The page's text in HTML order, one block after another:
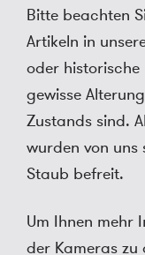
Bitte beachten
Artikeln in
oder historische
gewisse
Zustands sind.
wurden von
Staub befreit.
Um Ihnen mehr
der Kameras zu